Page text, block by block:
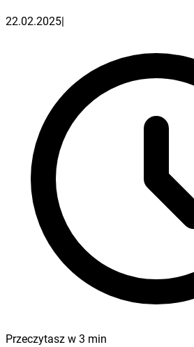
22.02.2025
Przeczytasz w 3 min